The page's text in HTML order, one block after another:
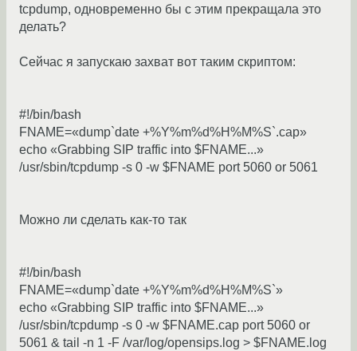
tcpdump, одновременно бы с этим прекращала это
делать?
Сейчас я запускаю захват вот таким скриптом:
#!/bin/bash
FNAME=«dump`date +%Y%m%d%H%M%S`.cap»
echo «Grabbing SIP traffic into $FNAME...»
/usr/sbin/tcpdump -s 0 -w $FNAME port 5060 or 5061
Можно ли сделать как-то так
#!/bin/bash
FNAME=«dump`date +%Y%m%d%H%M%S`»
echo «Grabbing SIP traffic into $FNAME...»
/usr/sbin/tcpdump -s 0 -w $FNAME.cap port 5060 or
5061 & tail -n 1 -F /var/log/opensips.log > $FNAME.log